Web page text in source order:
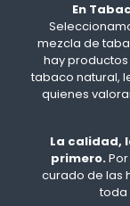
En
mezcla de
hay
tabaco natural,
quienes
La calidad,
primero.Por
curado de las
toda